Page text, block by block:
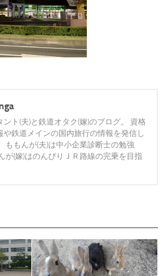
ント(夫)と鉄道オタク(嫁)のブログ。 資格
や鉄道メインの国内旅行の情報を発信し
ももんが(夫)は中小企業診断士の勉強
が(嫁)はのんびりＪＲ路線の完乗を目指